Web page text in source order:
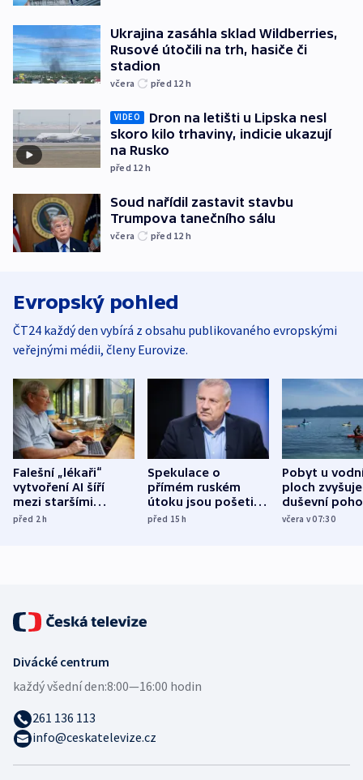
Ukrajina zasáhla sklad Wildberries,
Rusové útočili na trh, hasiče či
stadion
včera před 12 h
VIDEO
Dron na letišti u Lipska nesl
skoro kilo trhaviny, indicie ukazují
na Rusko
před 12 h
Soud nařídil zastavit stavbu
Trumpova tanečního sálu
včera před 12 h
Evropský pohled
ČT24 každý den vybírá z obsahu publikovaného evropskými
veřejnými médii, členy Eurovize.
Falešní „lékaři“
vytvoření AI šíří
mezi staršími
Poláky nebezpečné
před 2h
Spekulace o
přímém ruském
útoku jsou pošetilé,
míní estonský
před 15h
Pobyt u
ploch zvyšuje
duševní
ukázala
včera v 07:30
Divácké centrum
každý všední den:8:00—16:00 hodin
261 136 113
info@ceskatelevize.cz